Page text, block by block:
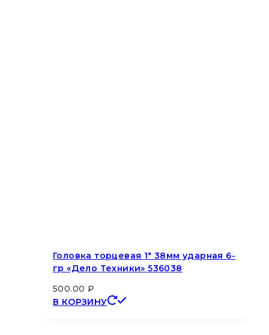
Головка торцевая 1″ 38мм ударная 6-
гр «Дело Техники» 536038
500.00 ₽
В КОРЗИНУ